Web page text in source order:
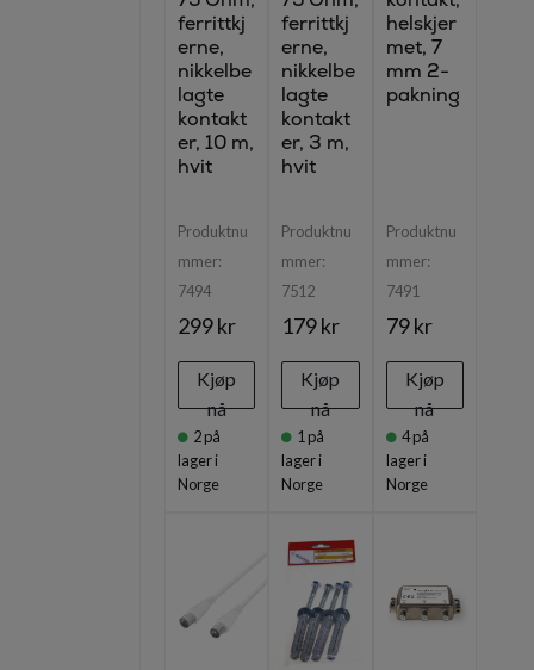
ferrittkj
erne,
nikkelbe
lagte
kontakt
er, 10 m,
hvit
Produktnu
mmer:
7494
299 kr
Kjøp
nå
2på
lager i
Norge
ferrittkj
erne,
nikkelbe
lagte
kontakt
er, 3 m,
hvit
Produktnu
mmer:
7512
179 kr
Kjøp
nå
1 på
lager i
Norge
helskjer
met, 7
mm 2-
pakning
Produktnu
mmer:
7491
79 kr
Kjøp
nå
4 på
lager i
Norge